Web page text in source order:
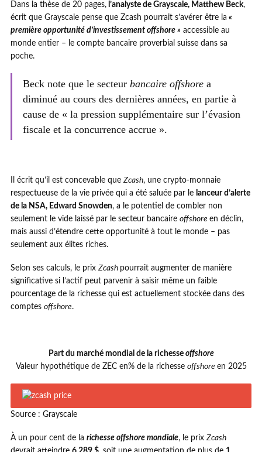
Dans la thèse de 20 pages, l’analyste de Grayscale, Matthew Beck,
écrit que Grayscale pense que Zcash pourrait s’avérer être la «
première opportunité d’investissement offshore » accessible au
monde entier – le compte bancaire proverbial suisse dans sa
poche.
Beck note que le secteur bancaire offshore a
diminué au cours des dernières années, en partie à
cause de « la pression supplémentaire sur l’évasion
fiscale et la concurrence accrue ».
Il écrit qu’il est concevable que Zcash, une crypto-monnaie
respectueuse de la vie privée qui a été saluée par le lanceur d’alerte
de la NSA, Edward Snowden, a le potentiel de combler non
seulement le vide laissé par le secteur bancaire offshore en déclin,
mais aussi d’étendre cette opportunité à tout le monde – pas
seulement aux élites riches.
Selon ses calculs, le prix Zcash pourrait augmenter de manière
significative si l’actif peut parvenir à saisir même un faible
pourcentage de la richesse qui est actuellement stockée dans des
comptes offshore.
Part du marché mondial de la richesse offshore
Valeur hypothétique de ZEC en% de la richesse offshore en 2025
Source : Grayscale
À un pour cent de la richesse offshore mondiale, le prix Zcash